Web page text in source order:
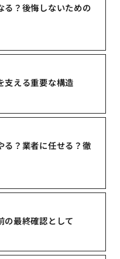
る？後悔しないための
支える重要な構造
る？業者に任せる？徹
の最終確認として